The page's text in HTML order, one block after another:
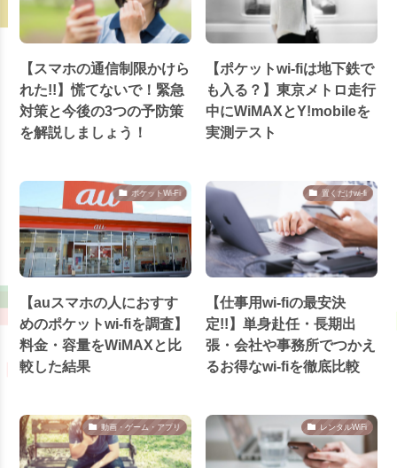
【スマホの通信制限かけら
れた!!】慌てないで！緊急
対策と今後の3つの予防策
を解説しましょう！
【ポケットwi-fiは地下鉄で
も入る？】東京メトロ走行
中にWiMAXとY!mobileを
実測テスト
ポケットWi-Fi
【auスマホの人におすす
めのポケットwi-fiを調査】
料金・容量をWiMAXと比
較した結果
置くだけwi-fi
【仕事用wi-fiの最安決
定!!】単身赴任・長期出
張・会社や事務所でつかえ
るお得なwi-fiを徹底比較
動画・ゲーム・アプリ レンタルWiFi